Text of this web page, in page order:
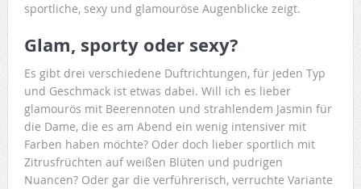
sportliche, sexy und glamouröse Augenblicke zeigt.
Glam, sporty oder sexy?
Es gibt drei verschiedene Duftrichtungen, für jeden Typ
und Geschmack ist etwas dabei. Will ich es lieber
glamourös mit Beerennoten und strahlendem Jasmin für
die Dame, die es am Abend ein wenig intensiver mit
Farben haben möchte? Oder doch lieber sportlich mit
Zitrusfrüchten auf weißen Blüten und pudrigen
Nuancen? Oder gar die verführerisch, verruchte Variante